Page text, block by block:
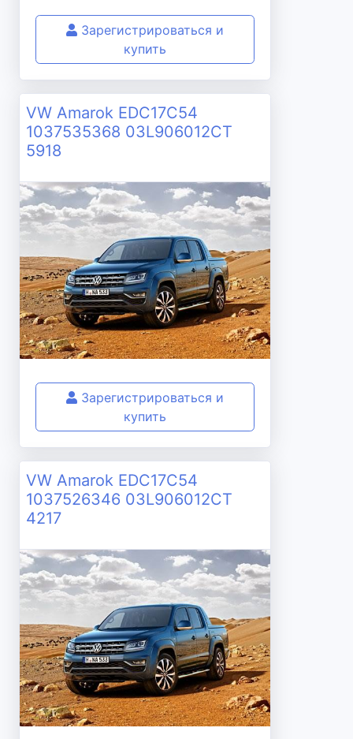
Зарегистрироваться и
купить
VW Amarok EDC17C54
1037535368 03L906012CT
5918
Зарегистрироваться и
купить
VW Amarok EDC17C54
1037526346 03L906012CT
4217